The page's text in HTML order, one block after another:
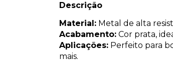
Descrição
Material: Metal de alta
Acabamento: Cor prata,
Aplicações: Perfeito para
mais.